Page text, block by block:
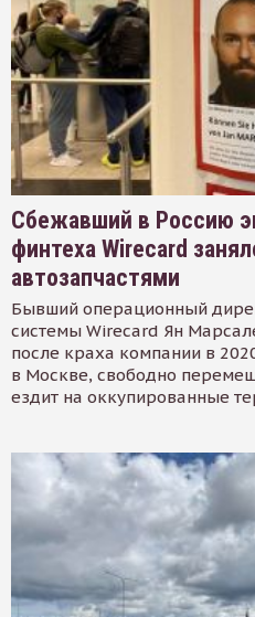
Сбежавший в Россию
финтеха Wirecard
автозапчастями
Бывший операционный
системы Wirecard Ян
после краха компании в
в Москве, свободно
ездит на оккупированные